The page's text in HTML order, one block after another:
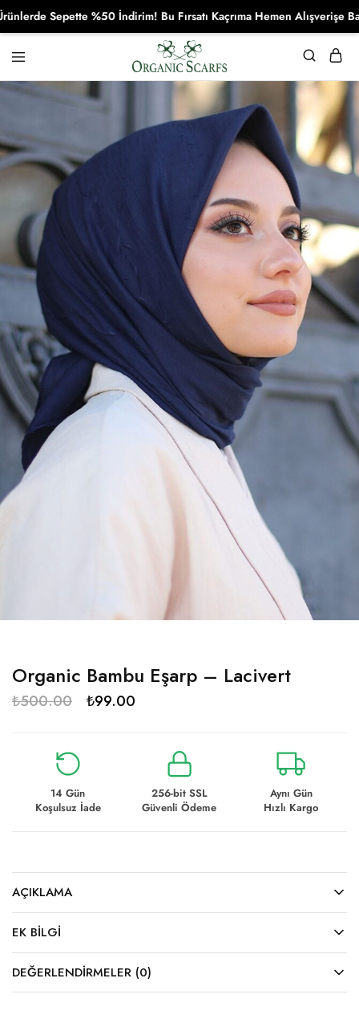
Organikscarf
Organic Bambu Eşarp – Lacivert
₺500.00 ₺99.00
14 Gün
Koşulsuz İade
256-bit SSL
Güvenli Ödeme
Aynı Gün
Hızlı Kargo
AÇIKLAMA
EK BILGI
DEĞERLENDIRMELER (0)
Sepette %50 İndirim! Bu Fırsatı Kaçrıma Hemen Alışverişe Başla!